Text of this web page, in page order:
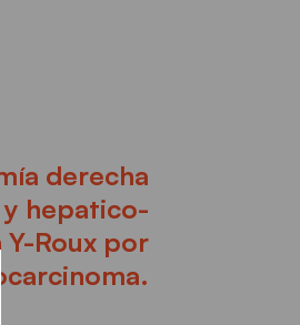
derecha
hepatico-
Roux por